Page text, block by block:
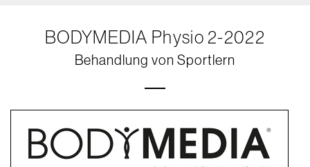
BODYMEDIA Physio 2-2022
Behandlung von Sportlern